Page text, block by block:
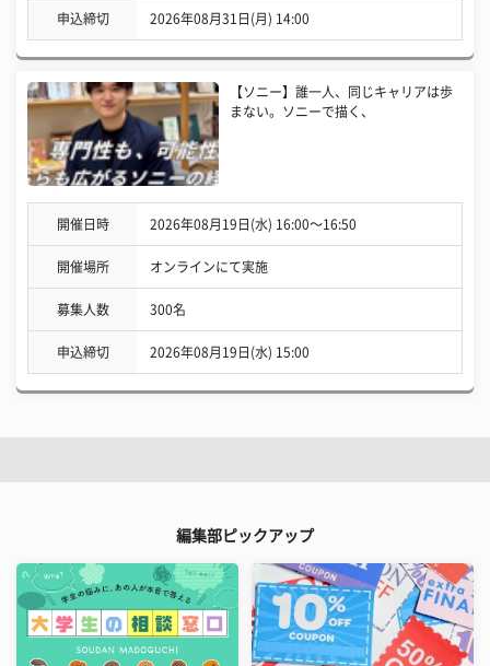
申込締切 2026年08月31日(月) 14:00
【ソニー】誰一人、同じキャリアは歩
まない。ソニーで描く、
開催日時 2026年08月19日(水) 16:00〜16:50
開催場所 オンラインにて実施
募集人数 300名
申込締切 2026年08月19日(水) 15:00
編集部ピックアップ